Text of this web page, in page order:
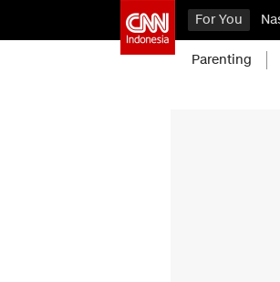
For You
Parenting